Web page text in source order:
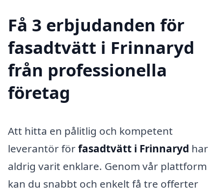
Få 3 erbjudanden för
fasadtvätt i Frinnaryd
från professionella
företag
Att hitta en pålitlig och kompetent
leverantör förfasadtvätt i Frinnaryd har
aldrig varit enklare. Genom vår plattform
kan du snabbt och enkelt få tre offerter